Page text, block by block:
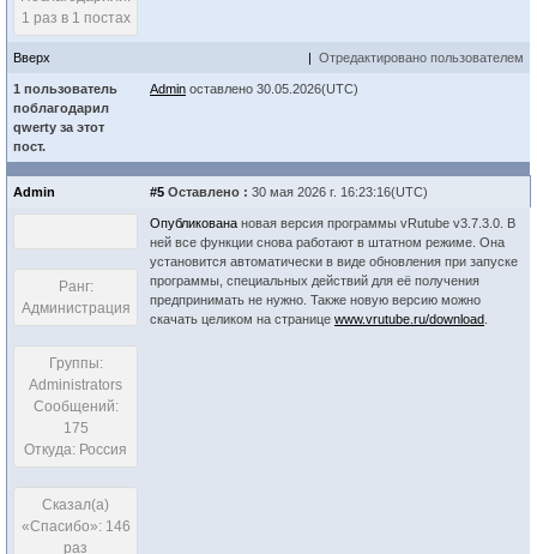
1 раз в 1 постах
Вверх | Отредактировано пользователем
1 пользователь
поблагодарил
qwerty за этот
пост.
Admin оставлено 30.05.2026(UTC)
Admin #5 Оставлено : 30 мая 2026 г. 16:23:16(UTC)
Ранг:
Администрация
Группы:
Administrators
Сообщений:
175
Откуда: Россия
Сказал(а)
«Спасибо»: 146
раз
Опубликована новая версия программы vRutube v3.7.3.0. В
ней все функции снова работают в штатном режиме. Она
установится автоматически в виде обновления при запуске
программы, специальных действий для её получения
предпринимать не нужно. Также новую версию можно
скачать целиком на странице www.vrutube.ru/download